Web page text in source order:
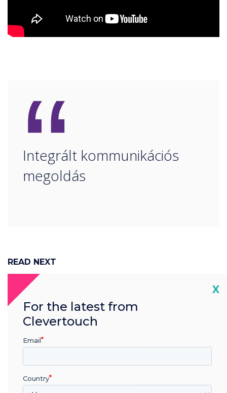
READ NEXT
“
Integrált kommunikációs
megoldás
X
For the latest from
Clevertouch
Email
Country